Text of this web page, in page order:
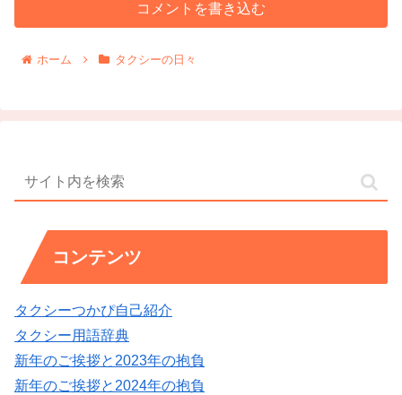
コメントを書き込む
ホーム タクシーの日々
コンテンツ
タクシーつかぴ自己紹介
タクシー用語辞典
新年のご挨拶と2023年の抱負
新年のご挨拶と2024年の抱負